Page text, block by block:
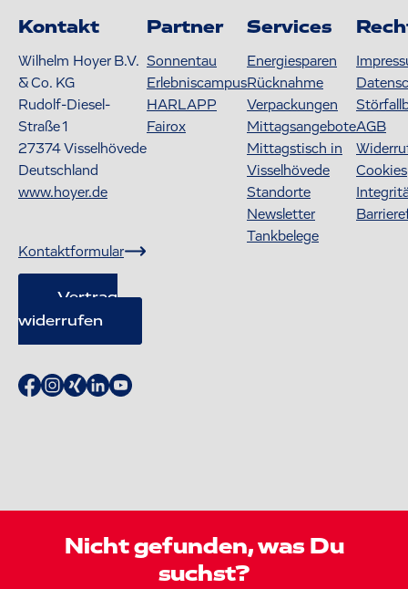
Kontakt
Wilhelm Hoyer B.V.
& Co. KG
Rudolf-Diesel-
Straße 1
27374Visselhövede
Deutschland
www.hoyer.de
Kontaktformular
Vertrag
widerrufen
Partner
Sonnentau
Erlebniscampus
HARLAPP
Fairox
Services
Energiesparen
Rücknahme
Verpackungen
Mittagsangebote
Mittagstisch in
Visselhövede
Standorte
Newsletter
Tankbelege
AGB
Cookies
Nicht gefunden, was Du
suchst?